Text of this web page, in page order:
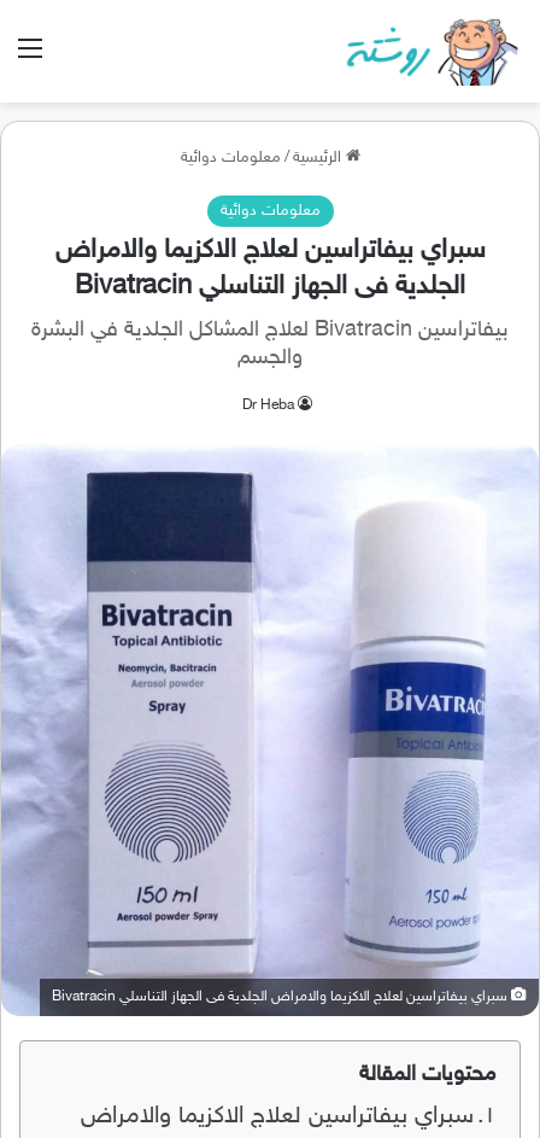
الرئيسية / معلومات دوائية
معلومات دوائية
سبراي بيفاتراسين لعلاج الاكزيما والامراض
الجلدية فى الجهاز التناسلي Bivatracin
بيفاتراسين Bivatracin لعلاج المشاكل الجلدية في البشرة
والجسم
Dr Heba
سبراي بيفاتراسين لعلاج الاكزيما والامراض الجلدية فى الجهاز التناسلي Bivatracin
محتويات المقالة
سبراي بيفاتراسين لعلاج الاكزيما والامراض